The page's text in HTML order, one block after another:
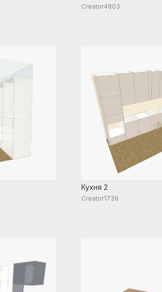
Creator4803
Кухня 2
Creator1739